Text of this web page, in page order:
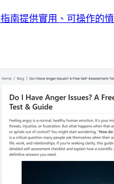
南提供實用、可操作的